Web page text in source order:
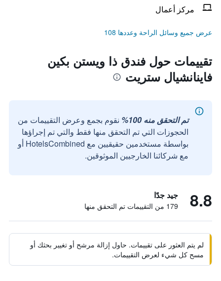
مركز أعمال
عرض جميع وسائل الراحة وعددها 108
تقييمات حول فندق ذا ويستن بكين
فاينانشيال ستريت
تم التحقق منه 100%
نقوم بجمع وعرض التقييمات من
الحجوزات التي تم التحقق منها فقط والتي تم إجراؤها
بواسطة مستخدمين حقيقيين مع HotelsCombined أو
مع شركائنا الخارجيين الموثوقين.
8.8 جيد جدًا
179 من التقييمات تم التحقق منها
لم يتم العثور على تقييمات. حاول إزالة مرشح أو تغيير بحثك أو
مسح كل شيء لعرض التقييمات.